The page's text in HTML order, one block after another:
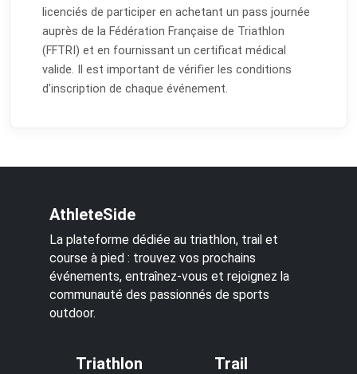
licenciés de participer en achetant un pass journée
auprès de la Fédération Française de Triathlon
(FFTRI) et en fournissant un certificat médical
valide. Il est important de vérifier les conditions
d'inscription de chaque événement.
AthleteSide
La plateforme dédiée au triathlon, trail et
course à pied : trouvez vos prochains
événements, entraînez-vous et rejoignez la
communauté des passionnés de sports
outdoor.
Triathlon Trail